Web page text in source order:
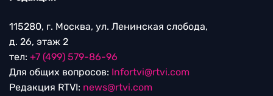
115280, г. Москва, ул. Ленинская слобода,
д. 26, этаж 2
тел: +7 (499) 579-86-96
Для общих вопросов: Infortvi@rtvi.com
Редакция RTVI: news@rtvi.com